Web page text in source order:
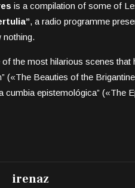
is a compilation of some of
, a radio programme
nothing.
the most hilarious scenes that
(«The Beauties of the
cumbia epistemológica” («The
irenaz